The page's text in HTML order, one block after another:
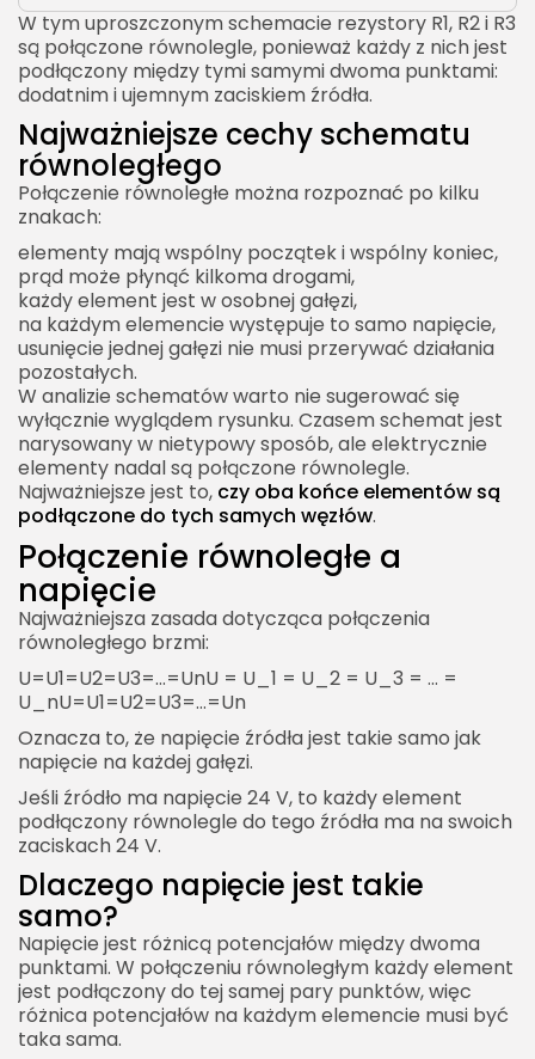
W tym uproszczonym schemacie rezystory R1, R2 i R3
są połączone równolegle, ponieważ każdy z nich jest
podłączony między tymi samymi dwoma punktami:
dodatnim i ujemnym zaciskiem źródła.
Najważniejsze cechy schematu
równoległego
Połączenie równoległe można rozpoznać po kilku
znakach:
elementy mają wspólny początek i wspólny koniec,
prąd może płynąć kilkoma drogami,
każdy element jest w osobnej gałęzi,
na każdym elemencie występuje to samo napięcie,
usunięcie jednej gałęzi nie musi przerywać działania
pozostałych.
W analizie schematów warto nie sugerować się
wyłącznie wyglądem rysunku. Czasem schemat jest
narysowany w nietypowy sposób, ale elektrycznie
elementy nadal są połączone równolegle.
Najważniejsze jest to, czy oba końce elementów są
podłączone do tych samych węzłów.
Połączenie równoległe a
napięcie
Najważniejsza zasada dotycząca połączenia
równoległego brzmi:
U=U1=U2=U3=…=UnU = U_1 = U_2 = U_3 = … =
U_nU=U1​=U2​=U3​=…=Un​
Oznacza to, że napięcie źródła jest takie samo jak
napięcie na każdej gałęzi.
Jeśli źródło ma napięcie 24 V, to każdy element
podłączony równolegle do tego źródła ma na swoich
zaciskach 24 V.
Dlaczego napięcie jest takie
samo?
Napięcie jest różnicą potencjałów między dwoma
punktami. W połączeniu równoległym każdy element
jest podłączony do tej samej pary punktów, więc
różnica potencjałów na każdym elemencie musi być
taka sama.
Połączenie równoległe w praktyce szkolnej
Doświadczenie z żarówkami
Pomiar napięcia
Pomiar prądu
Połączenie równoległe w pomiarach elektrycznych
Woltomierz podłącza się równolegle
Amperomierz podłącza się szeregowo
Znaczenie oporu wewnętrznego mierników
Połączenie równoległe a bezpieczeństwo
Zabezpieczenia nadprądowe
Zwarcie w jednej gałęzi
Przewody i przekroje
Połączenie równoległe w kontekście prawa Ohma
Przykład interpretacyjny
Połączenie równoległe a spadki napięcia na
przewodach
Dlaczego to ważne?
Praktyczny przykład
Połączenie równoległe w układach audio
Równoległe łączenie głośników
Ostrożność przy impedancji
Połączenie równoległe w oświetleniu LED
Taśmy LED
Moduły LED
Zasilacz LED
Połączenie równoległe w układach
komputerowych
Zasilanie podzespołów